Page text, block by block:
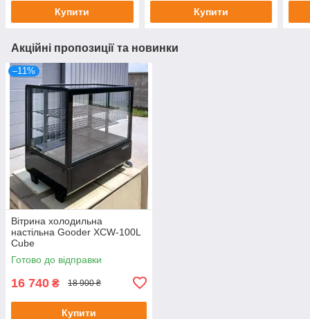
Купити Купити
Акційні пропозиції та новинки
–11%
Вітрина холодильна
настільна Gooder XCW-100L
Cube
Готово до відправки
16 740 ₴ 18 900 ₴
Купити